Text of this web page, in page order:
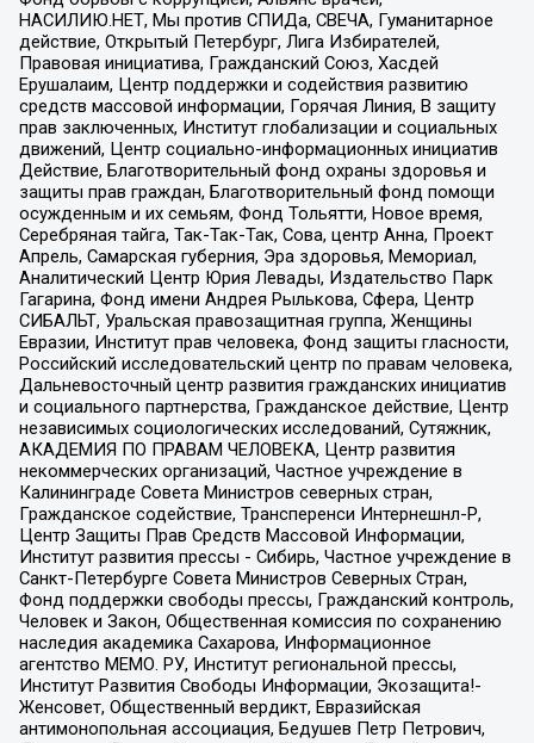
НАСИЛИЮ.НЕТ, Мы против СПИДа, СВЕЧА, Гуманитарное
действие, Открытый Петербург, Лига Избирателей,
Правовая инициатива, Гражданский Союз, Хасдей
Ерушалаим, Центр поддержки и содействия развитию
средств массовой информации, Горячая Линия, В защиту
прав заключенных, Институт глобализации и социальных
движений, Центр социально-информационных инициатив
Действие, Благотворительный фонд охраны здоровья и
защиты прав граждан, Благотворительный фонд помощи
осужденным и их семьям, Фонд Тольятти, Новое время,
Серебряная тайга, Так-Так-Так, Сова, центр Анна, Проект
Апрель, Самарская губерния, Эра здоровья, Мемориал,
Аналитический Центр Юрия Левады, Издательство Парк
Гагарина, Фонд имени Андрея Рылькова, Сфера, Центр
СИБАЛЬТ, Уральская правозащитная группа, Женщины
Евразии, Институт прав человека, Фонд защиты гласности,
Российский исследовательский центр по правам человека,
Дальневосточный центр развития гражданских инициатив
и социального партнерства, Гражданское действие, Центр
независимых социологических исследований, Сутяжник,
АКАДЕМИЯ ПО ПРАВАМ ЧЕЛОВЕКА, Центр развития
некоммерческих организаций, Частное учреждение в
Калининграде Совета Министров северных стран,
Гражданское содействие, Трансперенси Интернешнл-Р,
Центр Защиты Прав Средств Массовой Информации,
Институт развития прессы - Сибирь, Частное учреждение в
Санкт-Петербурге Совета Министров Северных Стран,
Фонд поддержки свободы прессы, Гражданский контроль,
Человек и Закон, Общественная комиссия по сохранению
наследия академика Сахарова, Информационное
агентство МЕМО. РУ, Институт региональной прессы,
Институт Развития Свободы Информации, Экозащита!-
Женсовет, Общественный вердикт, Евразийская
антимонопольная ассоциация, Бедушев Петр Петрович,